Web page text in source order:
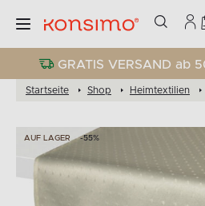
GRATIS VERSAND ab
Startseite Shop Heimtextilien
AUF LAGER -55%